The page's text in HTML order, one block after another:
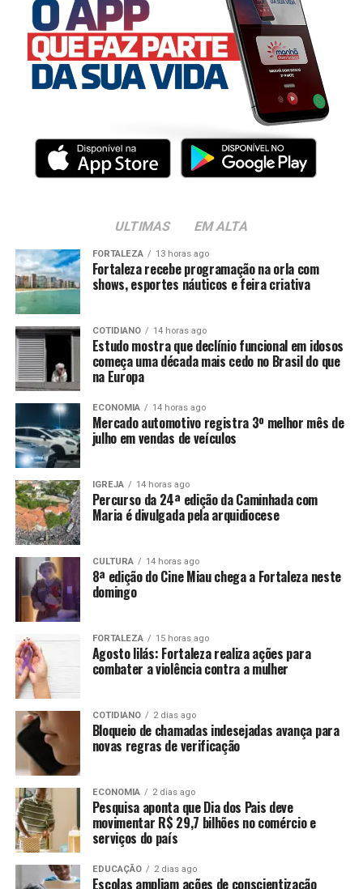
ULTIMAS EM ALTA
FORTALEZA 13 horas ago
Fortaleza recebe programação na orla com
shows, esportes náuticos e feira criativa
COTIDIANO 14 horas ago
Estudo mostra que declínio funcional em idosos
começa uma década mais cedo no Brasil do que
na Europa
ECONOMIA 14 horas ago
Mercado automotivo registra 3º melhor mês de
julho em vendas de veículos
IGREJA 14 horas ago
Percurso da 24ª edição da Caminhada com
Maria é divulgada pela arquidiocese
CULTURA 14 horas ago
8ª edição do Cine Miau chega a Fortaleza neste
domingo
FORTALEZA 15 horas ago
Agosto lilás: Fortaleza realiza ações para
combater a violência contra a mulher
COTIDIANO 2 dias ago
Bloqueio de chamadas indesejadas avança para
novas regras de verificação
ECONOMIA 2 dias ago
Pesquisa aponta que Dia dos Pais deve
movimentar R$ 29,7 bilhões no comércio e
serviços do país
EDUCAÇÃO 2 dias ago
Escolas ampliam ações de conscientização